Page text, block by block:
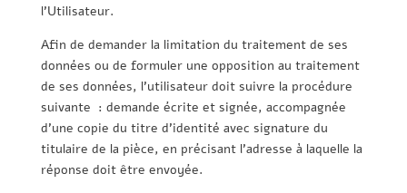
l’Utilisateur.
Afin de demander la limitation du traitement de ses
données ou de formuler une opposition au traitement
de ses données, l’utilisateur doit suivre la procédure
suivante : demande écrite et signée, accompagnée
d’une copie du titre d’identité avec signature du
titulaire de la pièce, en précisant l’adresse à laquelle la
réponse doit être envoyée.